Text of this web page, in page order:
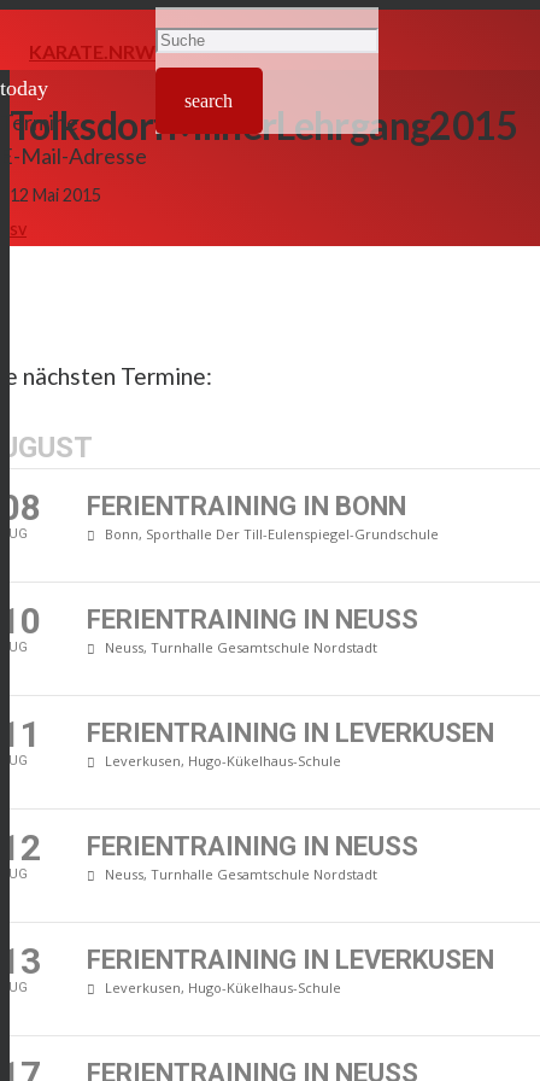
KARATE.NRW
search
today
Termine
E-Mail-Adresse
TolksdorfMilnerLehrgang2015
12 Mai 2015
sv
nächsten Termine:
08
AUG
FERIENTRAINING IN BONN
Bonn, Sporthalle Der Till-Eulenspiegel-Grundschule
10
AUG
FERIENTRAINING IN NEUSS
Neuss, Turnhalle Gesamtschule Nordstadt
11
AUG
FERIENTRAINING IN LEVERKUSEN
Leverkusen, Hugo-Kükelhaus-Schule
12
AUG
FERIENTRAINING IN NEUSS
Neuss, Turnhalle Gesamtschule Nordstadt
13
AUG
FERIENTRAINING IN LEVERKUSEN
Leverkusen, Hugo-Kükelhaus-Schule
FERIENTRAINING IN NEUSS